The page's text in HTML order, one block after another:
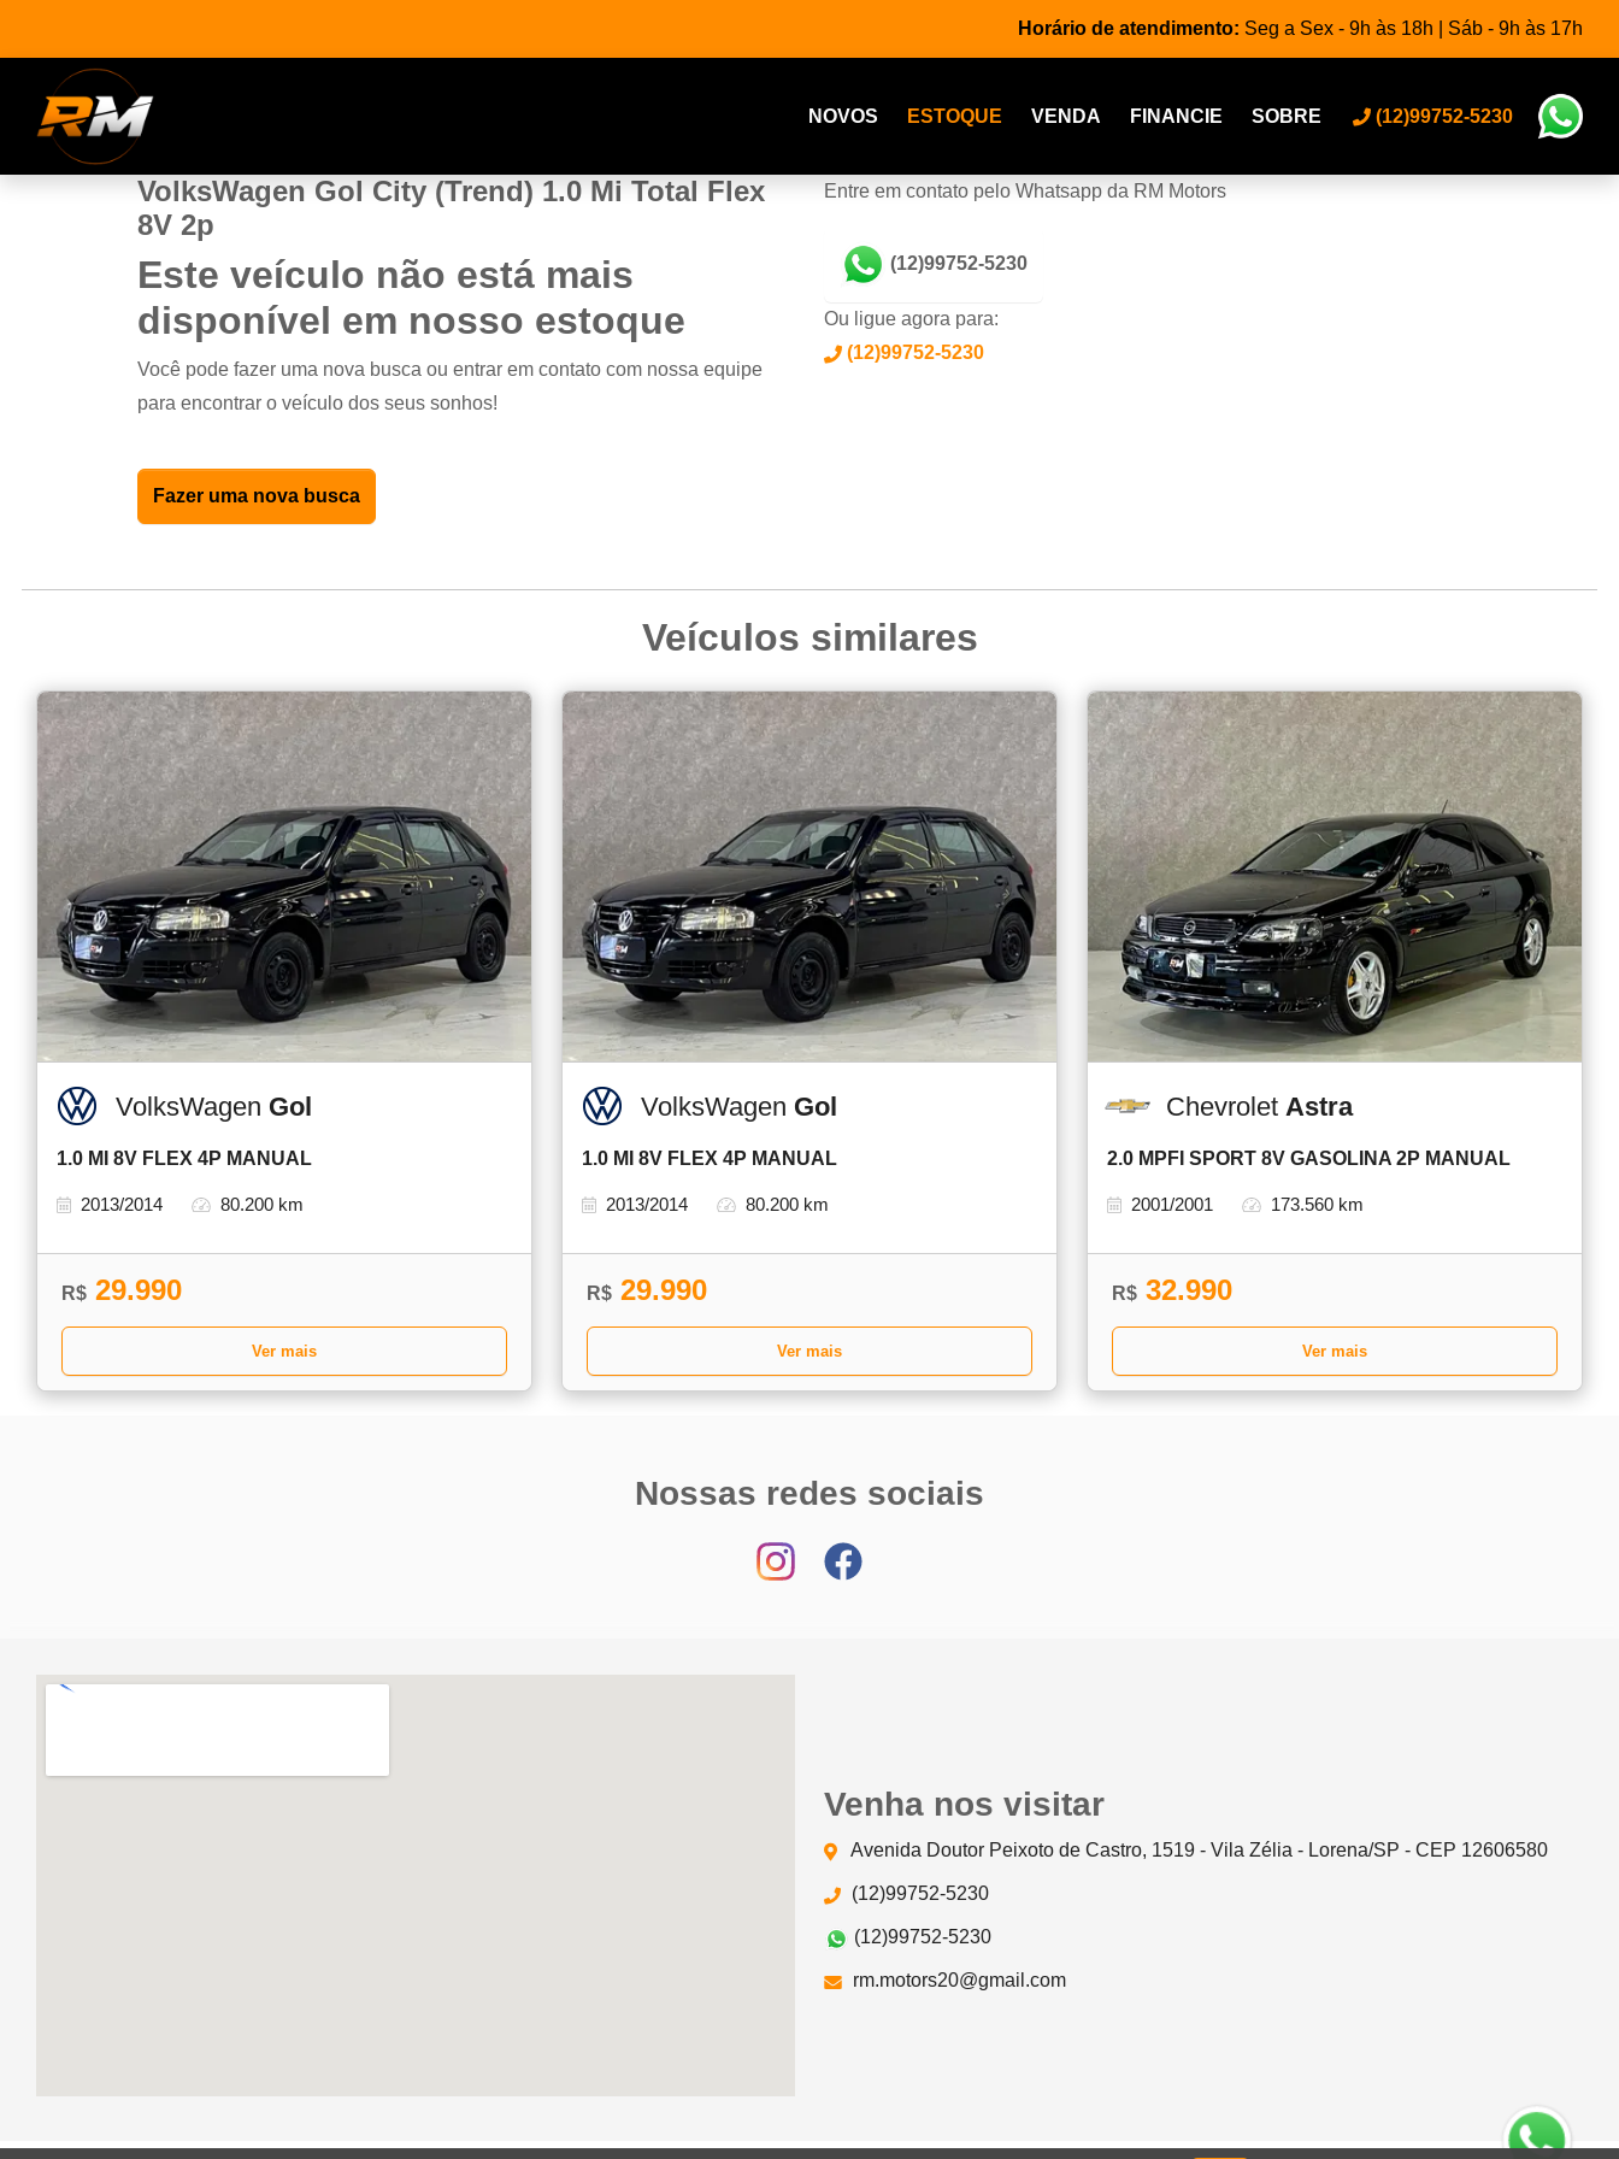
Horário de atendimento: Seg a Sex - 9h às 18h | Sáb - 9h às 17h
NOVOS ESTOQUE VENDA FINANCIE SOBRE (12)99752-5230
VolksWagen Gol City (Trend) 1.0 Mi Total Flex
8V 2p
Este veículo não está mais
disponível em nosso estoque
Você pode fazer uma nova busca ou entrar em contato com nossa equipe
para encontrar o veículo dos seus sonhos!
Fazer uma nova busca
Entre em contato pelo Whatsapp da RM Motors
(12)99752-5230
Ou ligue agora para:
(12)99752-5230
Veículos similares
VolksWagen Gol
1.0 MI 8V FLEX 4P MANUAL
2013/2014 80.200 km
R$ 29.990
Ver mais
VolksWagen Gol
1.0 MI 8V FLEX 4P MANUAL
2013/2014 80.200 km
R$ 29.990
Ver mais
Chevrolet Astra
2.0 MPFI SPORT 8V GASOLINA 2P MANUAL
2001/2001 173.560 km
R$ 32.990
Ver mais
Nossas redes sociais
Venha nos visitar
Avenida Doutor Peixoto de Castro, 1519 - Vila Zélia - Lorena/SP - CEP 12606580
(12)99752-5230
(12)99752-5230
rm.motors20@gmail.com